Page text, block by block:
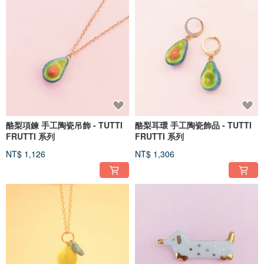
酪梨項鍊 手工陶瓷吊飾 - TUTTI
FRUTTI 系列
NT$ 1,126
酪梨耳環 手工陶瓷飾品 - TUTTI
FRUTTI 系列
NT$ 1,306